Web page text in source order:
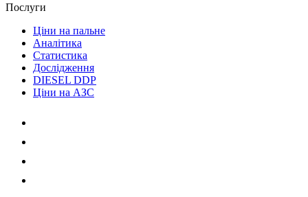
Послуги
Ціни на пальне
Аналітика
Статистика
Дослідження
DIESEL DDP
Ціни на АЗС